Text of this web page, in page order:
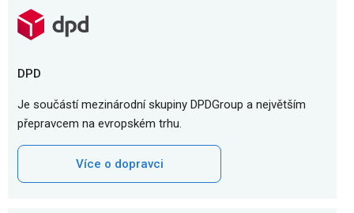
DPD
Je součástí mezinárodní skupiny DPDGroup a největším
přepravcem na evropském trhu.
Více o dopravci